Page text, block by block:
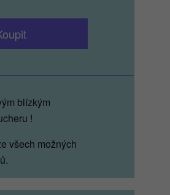
blízkým
!
všech možných